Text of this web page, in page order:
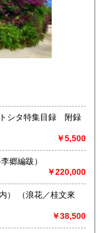
県
りませんのでご注
ればご希望の品の閲
受付 電話9:00〜
シタ特集目録 附録
￥5,500
島鬼貫序 （水谷李郷編跋）
￥220,000
來
￥38,500